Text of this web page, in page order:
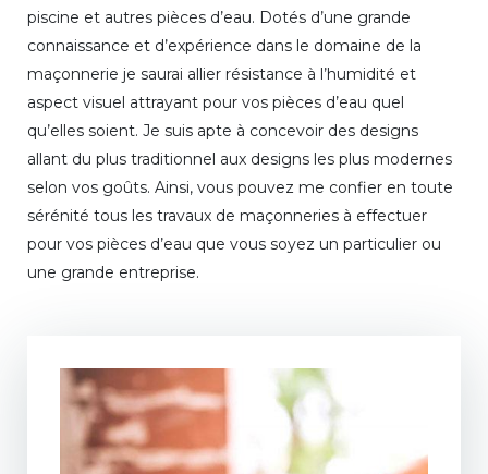
piscine et autres pièces d’eau. Dotés d’une grande
connaissance et d’expérience dans le domaine de la
maçonnerie je saurai allier résistance à l’humidité et
aspect visuel attrayant pour vos pièces d’eau quel
qu’elles soient. Je suis apte à concevoir des designs
allant du plus traditionnel aux designs les plus modernes
selon vos goûts. Ainsi, vous pouvez me confier en toute
sérénité tous les travaux de maçonneries à effectuer
pour vos pièces d’eau que vous soyez un particulier ou
une grande entreprise.